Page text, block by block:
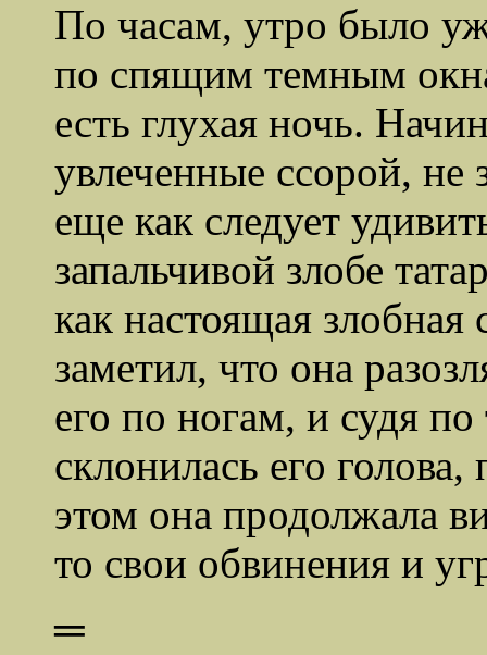
По часам, утро было
по спящим темным
есть глухая ночь.
увлеченные ссорой, не
еще как следует
запальчивой злобе
как настоящая злобная
заметил, что она
его по ногам, и судя
склонилась его
этом она продолжала
то свои обвинения и
═